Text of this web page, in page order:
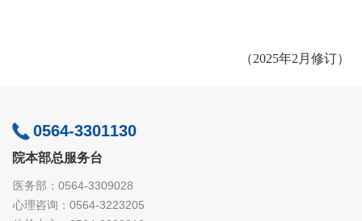
（2025年2月修订）
0564-3301130
院本部总服务台
医务部：0564-3309028
心理咨询：0564-3223205